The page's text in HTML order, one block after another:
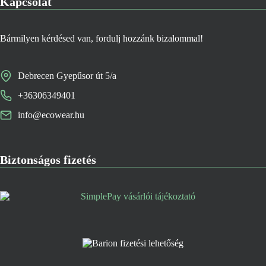
Bármilyen kérdésed van, fordulj hozzánk bizalommal!
Debrecen Gyepűsor út 5/a
+36306349401
info@ecowear.hu
Biztonságos fizetés